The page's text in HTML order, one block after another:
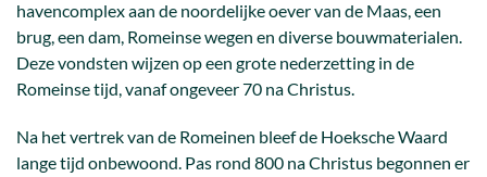
havencomplex aan de noordelijke oever van de Maas, een
brug, een dam, Romeinse wegen en diverse bouwmaterialen.
Deze vondsten wijzen op een grote nederzetting in de
Romeinse tijd, vanaf ongeveer 70 na Christus.
Na het vertrek van de Romeinen bleef de Hoeksche Waard
lange tijd onbewoond. Pas rond 800 na Christus begonnen er